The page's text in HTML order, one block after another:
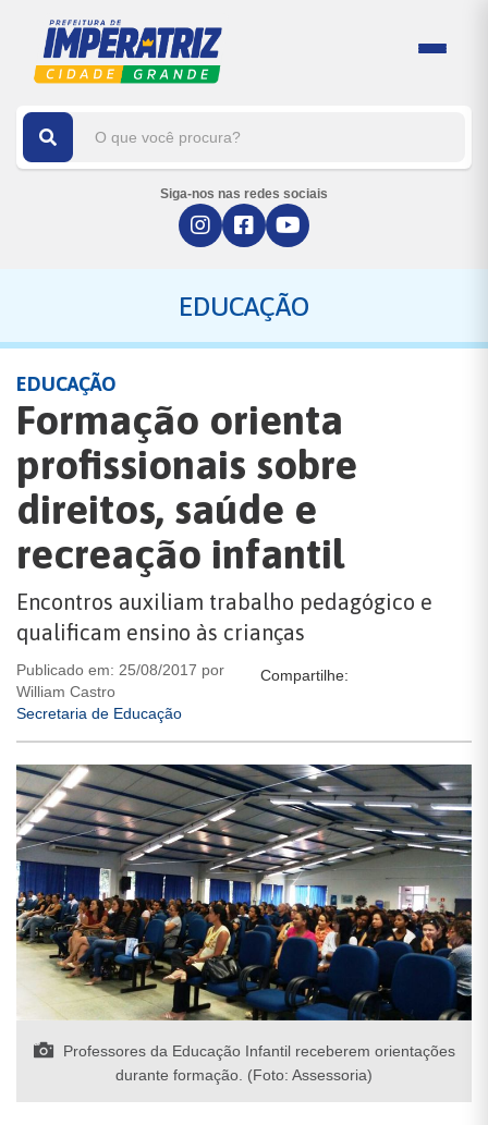
Siga-nos nas redes sociais
EDUCAÇÃO
EDUCAÇÃO
Formação orienta
profissionais sobre
direitos, saúde e
recreação infantil
Encontros auxiliam trabalho pedagógico e
qualificam ensino às crianças
Publicado em: 25/08/2017 por
William Castro
Secretaria de Educação
Compartilhe:
Professores da Educação Infantil receberem orientações
durante formação. (Foto: Assessoria)